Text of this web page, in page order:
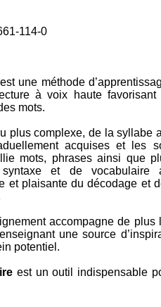
114-0
une méthode
à voix haute
mots.
plus complexe, de la syllabe
acquises et les
mots, phrases ainsi que
et de vocabulaire
et plaisante du décodage et
accompagne de
une source
potentiel.
est un outil indispensable